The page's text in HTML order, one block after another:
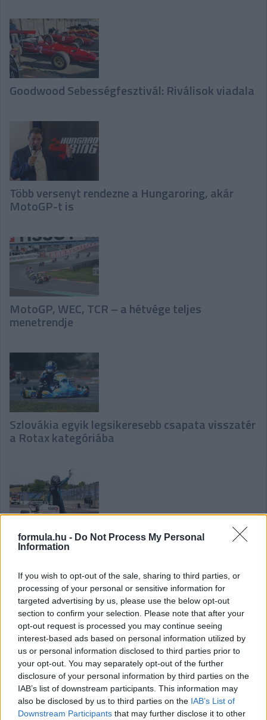
formula.hu - Do Not Process My Personal
Information
If you wish to opt-out of the sale, sharing to third parties, or
processing of your personal or sensitive information for
targeted advertising by us, please use the below opt-out
section to confirm your selection. Please note that after your
opt-out request is processed you may continue seeing
interest-based ads based on personal information utilized by
us or personal information disclosed to third parties prior to
your opt-out. You may separately opt-out of the further
disclosure of your personal information by third parties on the
IAB’s list of downstream participants. This information may
also be disclosed by us to third parties on the IAB’s List of
Downstream Participants that may further disclose it to other
Goodwood Sebességfesztivál: Riválisok viadala
Több versenyt rendezne a Hungaroring, akár
MotoGP-t is
MotoGP, WEC, TCR – a hétvége teljes
menetrendje
Szlovákia egyik legsikeresebb csapata visszatér
a Rotax kategóriába
Két magyar dobogó a GT Open hungaroringi
hétvégéjén
Történelmi magyar siker: Molnár Martin pole-
ban a Hungaroringen